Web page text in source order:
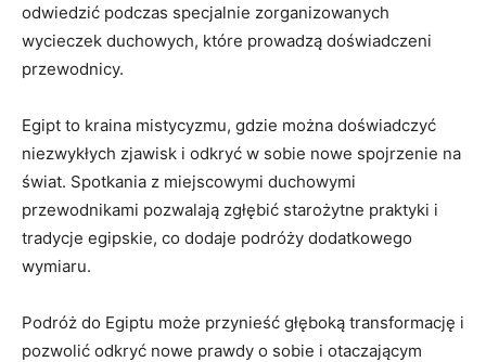
odwiedzić⁤ podczas specjalnie zorganizowanych
wycieczek duchowych, które prowadzą doświadczeni
przewodnicy.
Egipt to kraina mistycyzmu, ‍gdzie można doświadczyć
niezwykłych zjawisk‍ i ⁢odkryć ​w sobie nowe spojrzenie na
świat. Spotkania z‍ miejscowymi duchowymi
przewodnikami⁤ pozwalają‍ zgłębić starożytne praktyki i
tradycje​ egipskie, co dodaje podróży ⁢dodatkowego
wymiaru.
Podróż ⁢do ⁣Egiptu może przynieść głęboką transformację i
pozwolić odkryć nowe prawdy o sobie i otaczającym